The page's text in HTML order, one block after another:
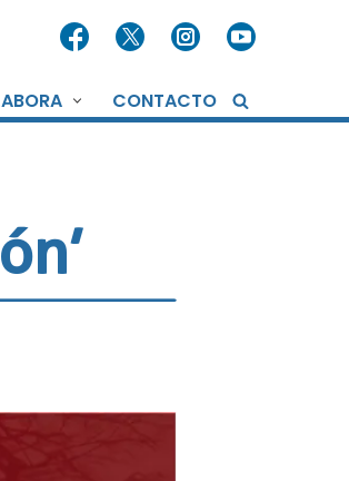
CONTACTO